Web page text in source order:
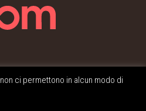
ci permettono in alcun modo di